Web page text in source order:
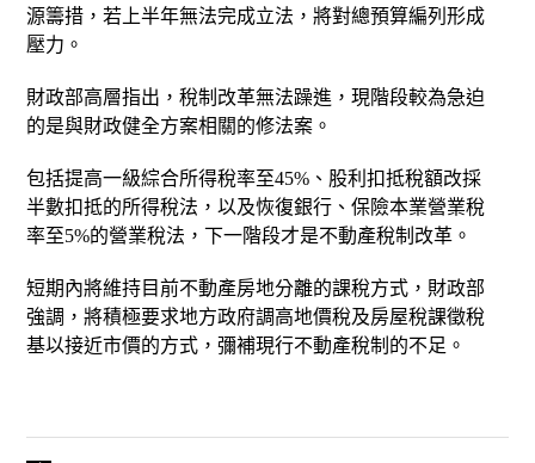
源籌措，若上半年無法完成立法，將對總預算編列形成
壓力。
財政部高層指出，稅制改革無法躁進，現階段較為急迫
的是與財政健全方案相關的修法案。
包括提高一級綜合所得稅率至45%、股利扣抵稅額改採
半數扣抵的所得稅法，以及恢復銀行、保險本業營業稅
率至5%的營業稅法，下一階段才是不動產稅制改革。
短期內將維持目前不動產房地分離的課稅方式，財政部
強調，將積極要求地方政府調高地價稅及房屋稅課徵稅
基以接近市價的方式，彌補現行不動產稅制的不足。